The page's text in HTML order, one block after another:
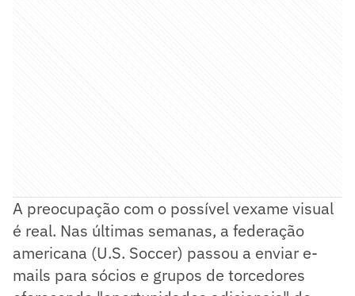
A preocupação com o possível vexame visual
é real. Nas últimas semanas, a federação
americana (U.S. Soccer) passou a enviar e-
mails para sócios e grupos de torcedores